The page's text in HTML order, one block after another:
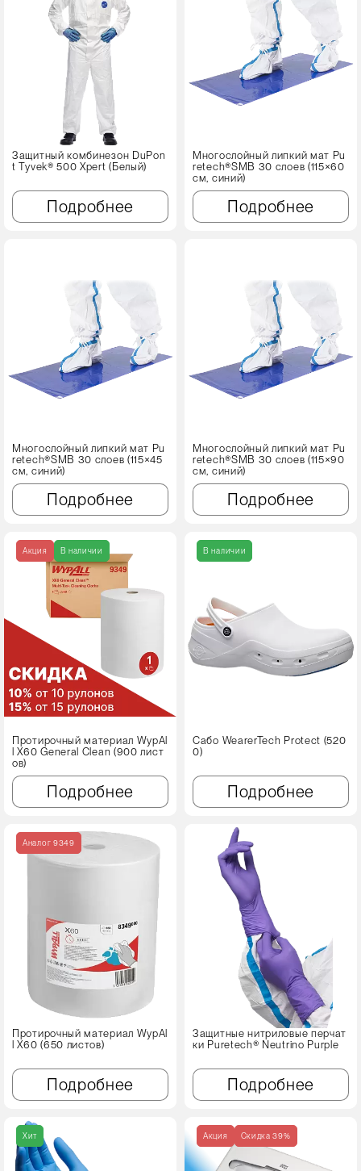
Защитный комбинезон DuPon
t Tyvek® 500 Xpert (Белый)
Подробнее
Многослойный липкий мат Pu
retech®SMB 30 слоев (115×60
см, синий)
Подробнее
Многослойный липкий мат Pu
retech®SMB 30 слоев (115×45
см, синий)
Подробнее
Многослойный липкий мат Pu
retech®SMB 30 слоев (115×90
см, синий)
Подробнее
Акция В наличии
Протирочный материал WypAl
l X60 Genеral Clean (900 лист
ов)
Подробнее
В наличии
Сабо WearerTech Protect (520
0)
Подробнее
Аналог 9349
Протирочный материал WypAl
l X60 (650 листов)
Подробнее
Защитные нитриловые перчат
ки Puretech® Neutrino Purple
Подробнее
Хит Акция Cкидка 39%